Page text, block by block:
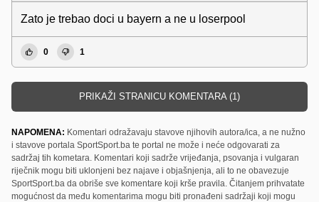
Zato je trebao doci u bayern a ne u loserpool
0 1
PRIKAŽI STRANICU KOMENTARA (1)
NAPOMENA: Komentari odražavaju stavove njihovih autora/ica, a ne nužno
i stavove portala SportSport.ba te portal ne može i neće odgovarati za
sadržaj tih kometara. Komentari koji sadrže vrijeđanja, psovanja i vulgaran
riječnik mogu biti uklonjeni bez najave i objašnjenja, ali to ne obavezuje
SportSport.ba da obriše sve komentare koji krše pravila. Čitanjem prihvatate
mogućnost da među komentarima mogu biti pronađeni sadržaji koji mogu